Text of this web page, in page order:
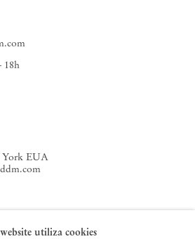
18h
York EUA
website utiliza cookies